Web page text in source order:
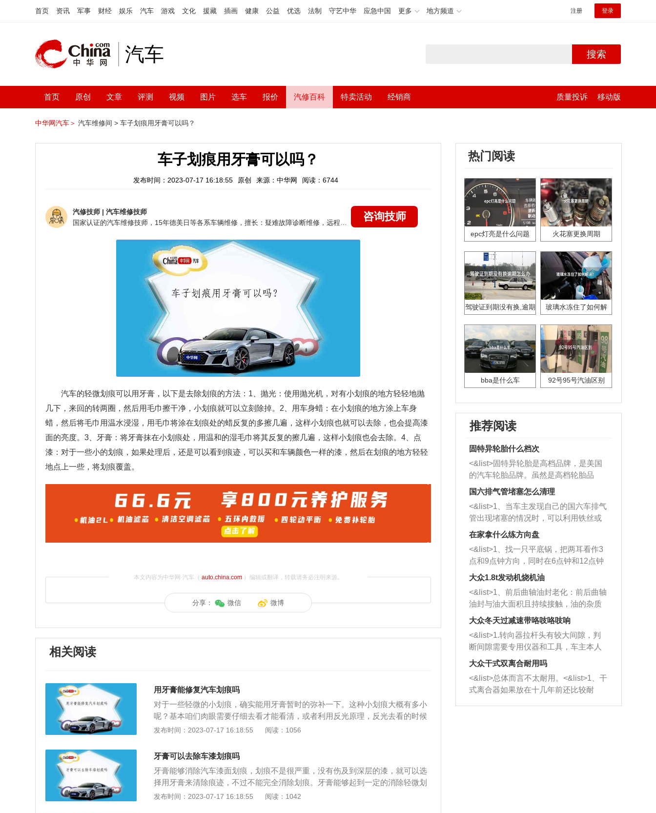
首页 资讯 军事 财经 娱乐 汽车 游戏 文化 援藏 插画 健康 公益 优选 法制 守艺中华 应急中国 更多 地方频道 注册 登录
汽车 搜索
首页 原创 文章 评测 视频 图片 选车 报价 汽修百科 特卖活动 经销商 质量投诉 移动版
中华网汽车＞ 汽车维修间 > 车子划痕用牙膏可以吗？
车子划痕用牙膏可以吗？
发布时间：2023-07-17 16:18:55 原创 来源：中华网 阅读：6744
汽修技师 | 汽车维修技师
咨询技师
汽车的轻微划痕可以用牙膏，以下是去除划痕的方法：1、抛光：使用抛光机，对有小划痕的地方轻轻地抛
几下，来回的转两圈，然后用毛巾擦干净，小划痕就可以立刻除掉。2、用车身蜡：在小划痕的地方涂上车身
蜡，然后将毛巾用温水浸湿，用毛巾将涂在划痕处的蜡反复的多擦几遍，这样小划痕也就可以去除，也会提高漆
面的亮度。3、牙膏：将牙膏抹在小划痕处，用温和的湿毛巾将其反复的擦几遍，这样小划痕也会去除。4、点
漆：对于一些小的划痕，如果处理后，还是可以看到痕迹，可以买和车辆颜色一样的漆，然后在划痕的地方轻轻
地点上一些，将划痕覆盖。
本文内容为中华网·汽车（ auto.china.com）编辑或翻译，转载请务必注明来源。
分享： 微信 微博
相关阅读
用牙膏能修复汽车划痕吗
对于一些轻微的小划痕，确实能用牙膏暂时的弥补一下。这种小划痕大概有多小
呢？基本咱们肉眼需要仔细去看才能看清，或者利用反光原理，反光去看的时候
才能看清的小划痕，用牙膏涂抹上去，再用软毛牙刷，顺时针这么刷上几十秒，
的清漆层被划伤，利用牙膏里的研磨剂成分可以填平，再加上牙膏中的保湿剂，
可以让牙膏膏体具有光泽，跟车漆面的颜色融为一体。所以无论什么颜色的车
漆，利用牙膏来处理这种只破坏了清漆层的很微小的划痕，都是可以的。不过，
再深度一些的划痕，比如，清漆层被刮掉，露出了里面的白色底漆，哪怕划痕比
较短，用牙膏来处理的话，效果就不是太好了。因为划痕比较深，需要更多的牙
发布时间：2023-07-17 16:18:55 阅读：1056
牙膏可以去除车漆划痕吗
牙膏能够消除汽车漆面划痕，划痕不是很严重，没有伤及到深层的漆，就可以选
择用牙膏来清除痕迹，不过不能完全消除划痕。牙膏能够起到一定的消除轻微划
痕的作用，牙膏成分里包含着研磨剂，这种成分给牙膏带来了类似车蜡的作用，
发布时间：2023-07-17 16:18:55 阅读：1042
热门阅读
epc灯亮是什么问题 火花塞更换周期
驾驶证到期没有换,逾期
玻璃水冻住了如何解
bba是什么车 92号95号汽油区别
推荐阅读
固特异轮胎什么档次
<&list>固特异轮胎是高档品牌，是美国
的汽车轮胎品牌。虽然是高档轮胎品
牌，但是中高低端的轮胎都有生产，这
也是为了更好的开拓市场。
国六排气管堵塞怎么清理
<&list>1、当车主发现自己的国六车排气
管出现堵塞的情况时，可以利用铁丝或
者是细棍，直接将杂物给取出来，如果
堵塞情况比较严重，也可以采取应急措
施。 <&list>2、直接利用木棍将所有的
杂物推到排气管里面的位置处，然后将
三元催化器拆解开，就可以将堵塞的东
西取出来。但如果是因为积碳过多引起
的堵塞，就需要将三元催化器泡在草酸
洗剂对堵塞的情况得到解决，将清洗剂
放在燃油箱中，与燃油混合后，车辆启
动时，就可以和汽油一起进入到燃烧
室，最后形成废气排出，就可以让三元
催化器得到清洗，排气管堵塞的情况就
能够得到解决。
在家拿什么练方向盘
<&list>1、找一只平底锅，把两耳看作3
点和9点钟方向，同时在6点钟和12点钟
方向做一个标记。 <&list>2、双手握住
一圈半的练习，往右同样也要打相同的
圈数。 <&list>3、最后强调要反复练
习，这样就可以形成肌肉记忆，在真实
驾驶车辆时，不需要记忆也能打好方
向。
大众1.8t发动机烧机油
<&list>1、前后曲轴油封老化：前后曲轴
油封与油大面积且持续接触，油的杂质
和发动机内持续温度变化使其密封效果
逐渐减弱，导致渗油或漏油。<&list>2、
活塞间隙过大：积碳会使活塞环与缸体
的间隙扩大，导致机油流入燃烧室中，
造成烧机油。<&list>3、机油粘度。使用
机油粘度过小的话，同样会有烧机油现
象，机油粘度过小具有很好的流动性，
大众冬天过减速带咯吱咯吱响
<&list>1.转向器拉杆头有较大间隙，判
断间隙需要专用仪器和工具，车主本人
无法制作，需要将车辆送到修理厂或4s
店；<&list>2.车辆半轴套管防尘罩破
裂，破裂后会出现漏油现象，使半轴磨
损严重，磨损的半轴容易损坏，产生异
响；<&list>3.稳定器的转向胶套和球头
大众干式双离合耐用吗
<&list>总体而言不太耐用。<&list>1、干
式离合器如果放在十几年前还比较耐